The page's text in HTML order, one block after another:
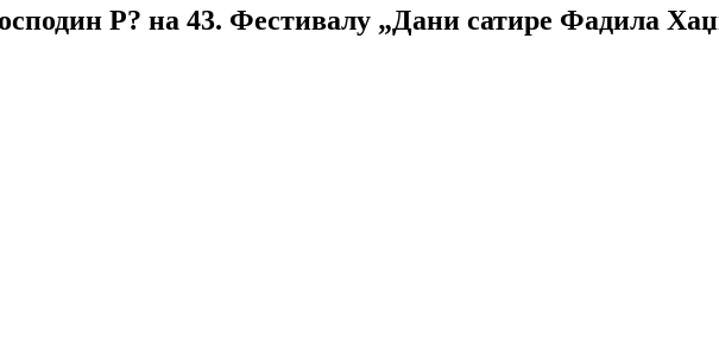
Р? на 43. Фестивалу „Дани сатире Фадила